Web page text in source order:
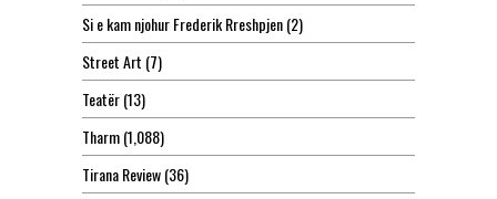
Si e kam njohur Frederik Rreshpjen(2)
Street Art (7)
Teatër(13)
Tharm(1,088)
Tirana Review(36)